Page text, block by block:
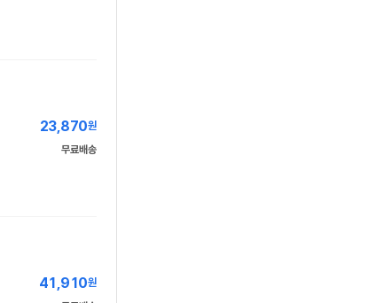
23,870원
무료배송
41,910원